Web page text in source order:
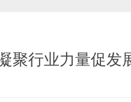
聚行业力量促发